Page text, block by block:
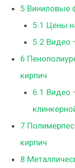
5 Виниловые
5.1 Цены
5.2 Видео
6
кирпич
6.1 Видео
7
кирпич
8